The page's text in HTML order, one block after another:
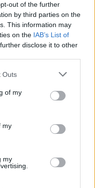
out of the further
by third parties on the
This information may
on the IAB’s List of
disclose it to other
Outs
of my
my
my
δεν μπορεί